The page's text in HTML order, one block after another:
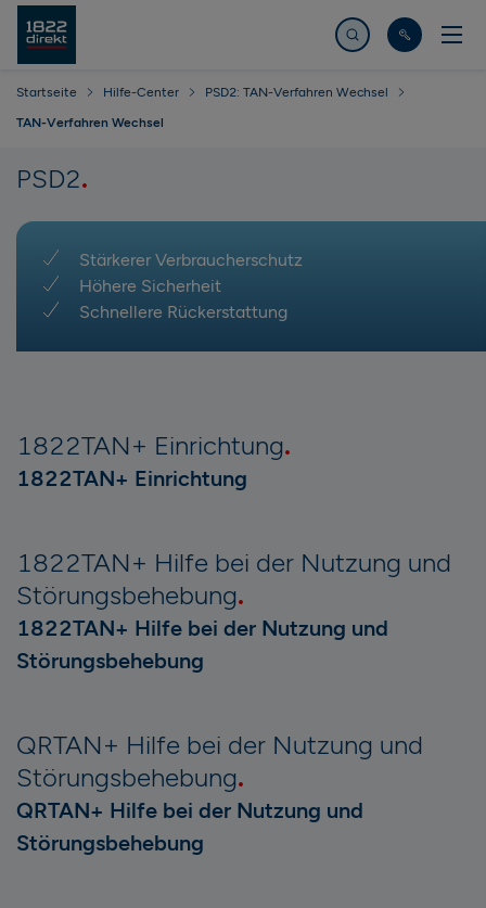
Jetzt suchen
Startseite Hilfe-Center
PSD2: TAN-Verfahren Wechsel
TAN-Verfahren Wechsel
PSD2
Stärkerer Verbraucherschutz
Höhere Sicherheit
Schnellere Rückerstattung
1822TAN+ Einrichtung
1822TAN+ Einrichtung
1822TAN+ Hilfe bei der Nutzung und
Störungsbehebung
1822TAN+ Hilfe bei der Nutzung und
Störungsbehebung
QRTAN+ Hilfe bei der Nutzung und
Störungsbehebung
QRTAN+ Hilfe bei der Nutzung und
Störungsbehebung